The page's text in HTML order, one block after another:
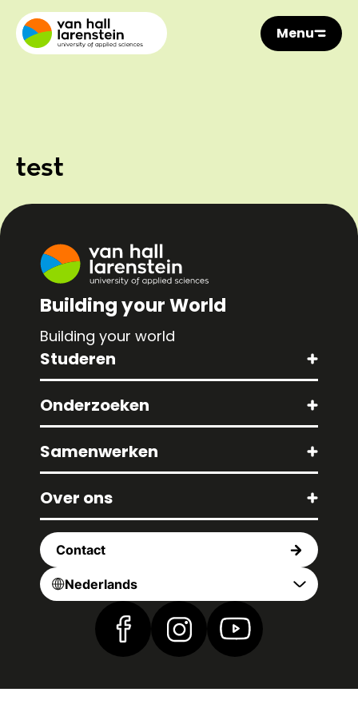
Menu
test
Building your World
Building your world
Studeren
Onderzoeken
Samenwerken
Over ons
Contact
Nederlands
Vind ons op Facebook
Vind ons op Instagram
Vind ons op